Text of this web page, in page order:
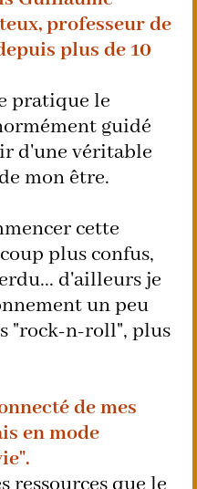
professeur de
plus de 10
pratique le
guidé
d'une véritable
mon être.
cette
plus confus,
d'ailleurs je
un peu
"rock-n-roll", plus
de mes
en mode